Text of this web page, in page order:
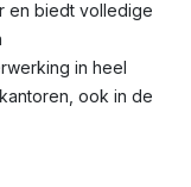
en biedt volledige
in heel
ook in de